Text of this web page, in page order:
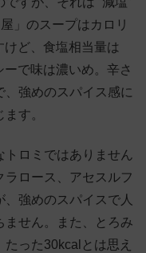
」のスープはカロリ
ど、食塩相当量は
で味は濃いめ。辛さ
、強めのスパイス感に
す。
トロミではありません
ラロース、アセスルフ
強めのスパイスで人
ません。また、とろみ
った30kcalとは思え